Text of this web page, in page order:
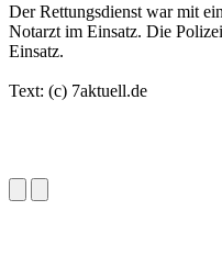
Der Rettungsdienst war mit
Notarzt im Einsatz. Die
Einsatz.
Text: (c) 7aktuell.de